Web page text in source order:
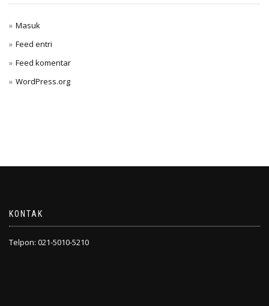
Masuk
Feed entri
Feed komentar
WordPress.org
KONTAK
Telpon: 021-5010-5210